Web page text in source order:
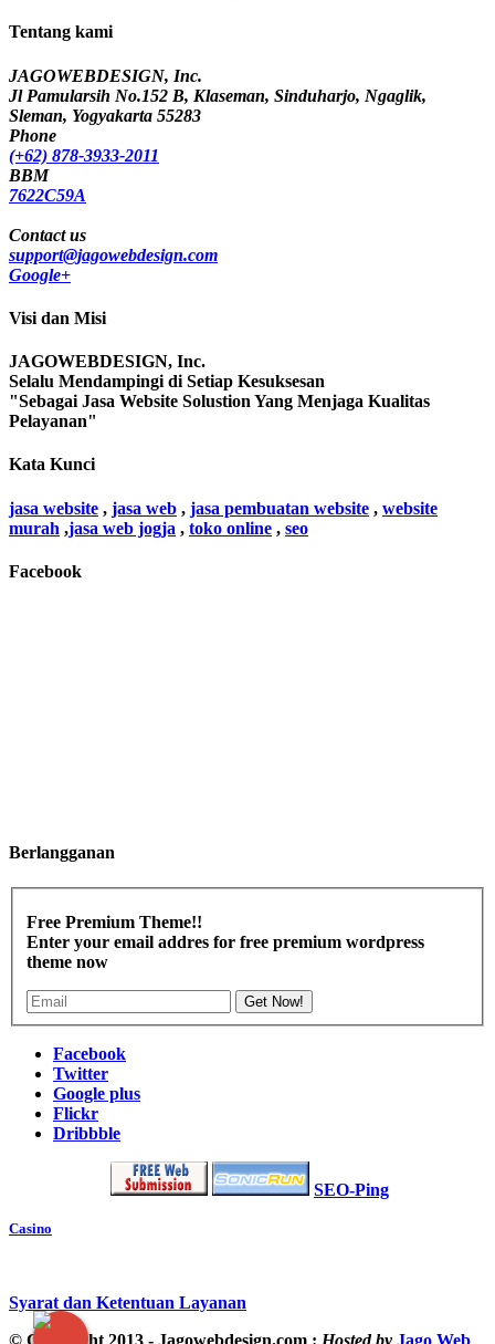
Tentang kami
JAGOWEBDESIGN, Inc.
Jl Pamularsih No.152 B, Klaseman, Sinduharjo, Ngaglik,
Sleman, Yogyakarta 55283
Phone
(+62) 878-3933-2011
BBM
7622C59A
Contact us
support@jagowebdesign.com
Google+
Visi dan Misi
JAGOWEBDESIGN, Inc.
Selalu Mendampingi di Setiap Kesuksesan
"Sebagai Jasa Website Solustion Yang Menjaga Kualitas
Pelayanan"
Kata Kunci
jasa website , jasa web , jasa pembuatan website , website
murah ,jasa web jogja , toko online , seo
Facebook
Berlangganan
Free Premium Theme!!
Enter your email addres for free premium wordpress
theme now
Get Now!
Facebook
Twitter
Google plus
Flickr
Dribbble
SEO-Ping
Casino
Syarat dan Ketentuan Layanan